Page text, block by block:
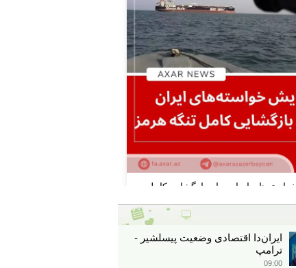
ایران‌دا اقتصادی وضعیت پیسلشیر -
ترامپ
09:00